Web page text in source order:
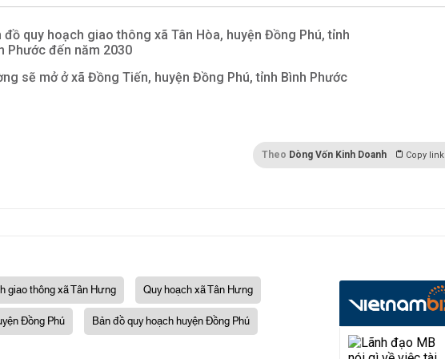
đồ quy hoạch giao thông xã Tân Hòa, huyện Đồng Phú, tỉnh
Phước đến năm 2030
sẽ mở ở xã Đồng Tiến, huyện Đồng Phú, tỉnh Bình Phước
Theo Dòng Vốn Kinh Doanh Copy link
giao thông xã Tân Hưng
Quy hoạch xã Tân Hưng
Đồng Phú
Bản đồ quy hoạch huyện Đồng Phú